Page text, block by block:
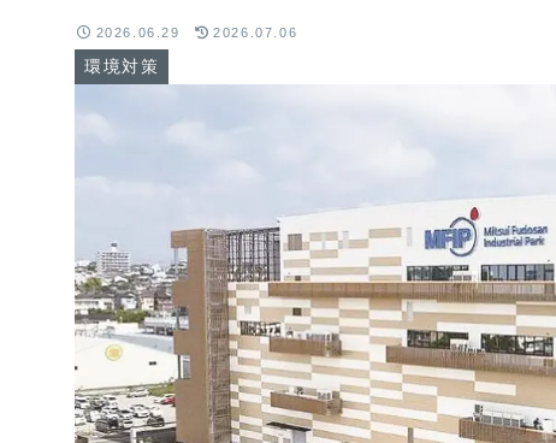
環境対策
2026.06.29 2026.07.06